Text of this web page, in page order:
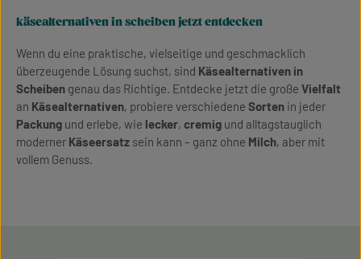
käsealternativen in scheiben jetzt entdecken
Wenn du eine praktische, vielseitige und geschmacklich
überzeugende Lösung suchst, sind Käsealternativen in
Scheiben genau das Richtige. Entdecke jetzt die große Vielfalt
an Käsealternativen, probiere verschiedene Sorten in jeder
Packung und erlebe, wie lecker, cremig und alltagstauglich
moderner Käseersatz sein kann – ganz ohne Milch, aber mit
vollem Genuss.